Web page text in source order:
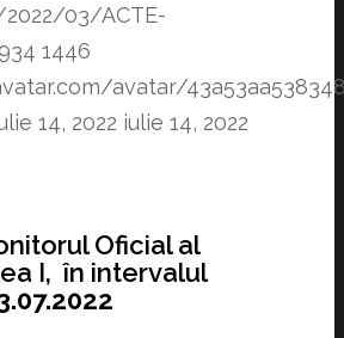
03/ACTE-
1446
avatar/
14, 2022 iulie 14, 2022
Oficial al
I, în intervalul